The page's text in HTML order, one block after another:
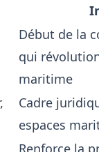
Début de la
qui
maritime
Cadre
espaces